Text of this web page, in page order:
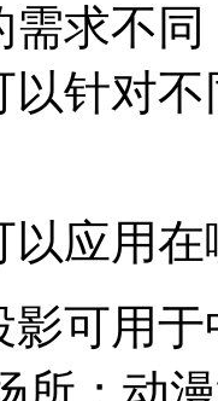
需求不
针对
以应用
影可用